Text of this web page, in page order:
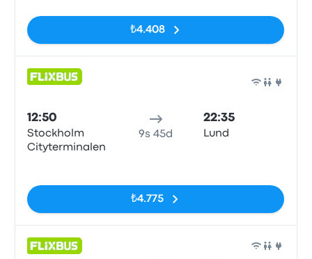
₺4.408
12:50
Stockholm
Cityterminalen
9s 45d
22:35
Lund
₺4.775